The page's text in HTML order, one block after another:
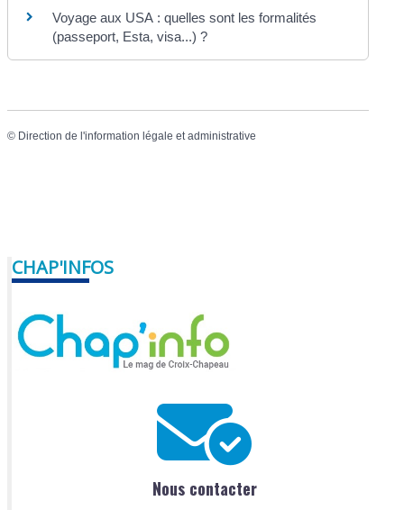
Voyage aux USA : quelles sont les formalités
(passeport, Esta, visa...) ?
© Direction de l'information légale et administrative
CHAP'INFOS
Nous contacter